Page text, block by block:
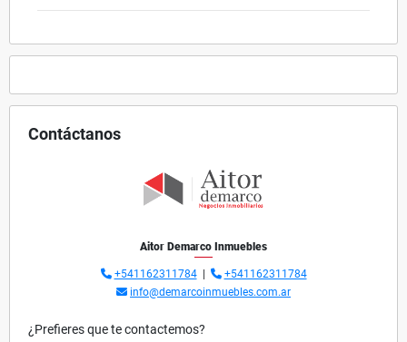
Contáctanos
Aitor Demarco Inmuebles
+541162311784|
+541162311784
info@demarcoinmuebles.com.ar
¿Prefieres que te contactemos?